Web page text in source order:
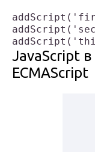
JavaScript
ECMAScript